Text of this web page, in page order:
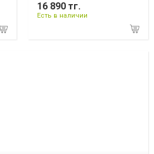
16 890 тг.
Есть в наличии